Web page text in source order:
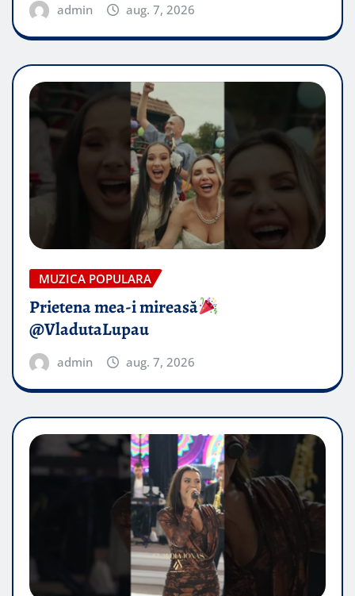
admin aug. 7, 2026
MUZICA POPULARA
Prietena mea-i mireasă​
@VladutaLupau
admin aug. 7, 2026